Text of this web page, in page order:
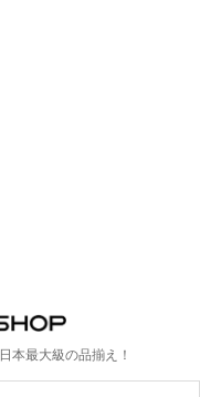
日本最大級の品揃え！